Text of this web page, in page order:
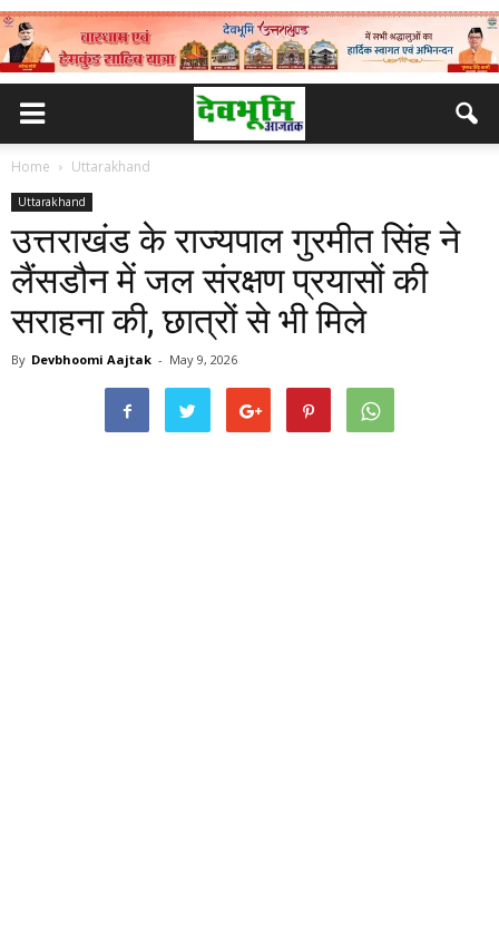
Home Uttarakhand
Uttarakhand
उत्तराखंड के राज्यपाल गुरमीत सिंह ने
लैंसडौन में जल संरक्षण प्रयासों की
सराहना की, छात्रों से भी मिले
By Devbhoomi Aajtak - May 9, 2026